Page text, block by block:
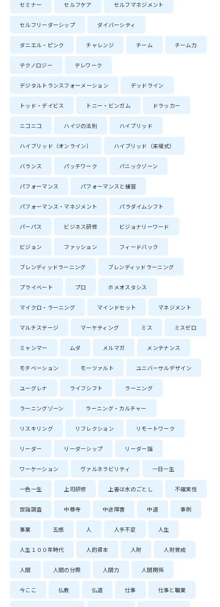
セミナー セルフケア セルフマネジメント
セルフリーダーシップ ダイバーシティ
ダニエル・ピンク チャレンジ チーム チーム力
テクノロジー テレワーク
デジタルトランスフォーメーション デッドライン
トッド・デイビス トニー・ビンガム ドラッカー
ニコニコ ハイジの法則 ハイブリッド
ハイブリッド（オンライン） ハイブリッド（来場式）
バランス パッチワーク パニックゾーン
パフォーマンス パフォーマンスと練習
パフォーマンス・マネジメント パラダイムシフト
パーパス ビジネス研修 ビジョナリーワード
ビジョン ファッション フィードバック
ブレンディッドラーニング ブレンディッドラーニング
プライベート プロ ホメオスタシス
マイクロ・ラーニング マインドセット マネジメント
マルチステージ マーケティング ミス ミスゼロ
ミャンマー ムダ メルマガ メンテナンス
モチベーション モーツァルト ユニバーサルデザイン
ユーグレナ ライフシフト ラーニング
ラーニングゾーン ラーニング・カルチャー
リスキリング リフレクション リモートワーク
リーダー リーダーシップ リーダー論
ワーケーション ヴァルネラビリティ 一日一生
一色一生 上司研修 上善は水のごとし 不確実性
世論調査 中尊寺 中途障害 中道 事例
事業 五感 人 人手不足 人生
人生１００年時代 人的資本 人財 人財育成
人間 人間の分際 人間力 人間関係
今ここ 仏教 仏道 仕事 仕事と職業